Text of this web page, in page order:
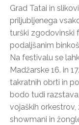
Grad Tatai in
priljubljenega
turški zgodovinski
podaljšanim
Na festivalu se
Madžarske 16. in
takratnih obrti in
bodo tudi
vojaških
showmani in